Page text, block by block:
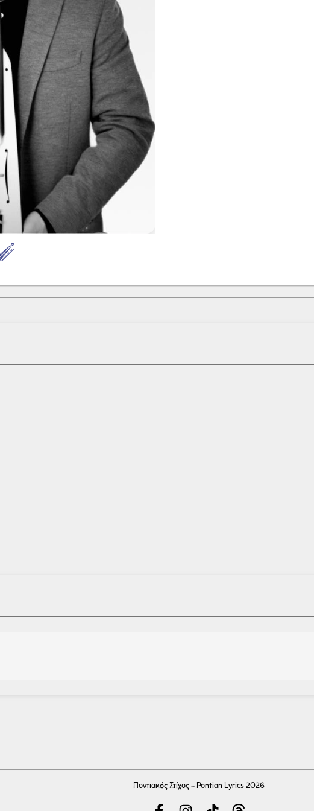
Ποντιακός Στίχος - Pontian Lyrics 2026